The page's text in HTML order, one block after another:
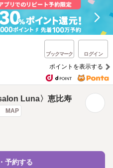
ブックマーク ログイン
ポイントを表示する
Luna〉恵比寿
MAP
予約する